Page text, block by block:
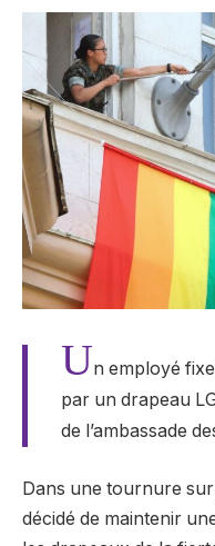
Un employé
par un drapeau
de l’ambassade
Dans une tournure
décidé de maintenir